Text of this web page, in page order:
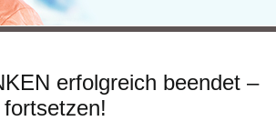
erfolgreich beendet –